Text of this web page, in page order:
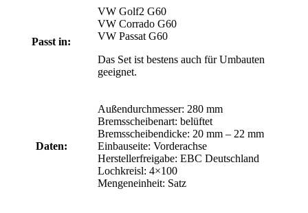
Passt in:
VW Golf2 G60
VW Corrado G60
VW Passat G60
Das Set ist bestens auch für Umbauten
geeignet.
Daten:
Außendurchmesser: 280 mm
Bremsscheibenart: belüftet
Bremsscheibendicke: 20 mm – 22 mm
Einbauseite: Vorderachse
Herstellerfreigabe: EBC Deutschland
Lochkreisl: 4×100
Mengeneinheit: Satz